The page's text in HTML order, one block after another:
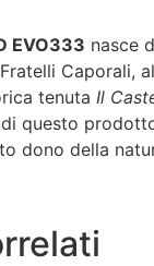
EVO333 nasce
Caporali,
tenuta Il
di questo
dono della